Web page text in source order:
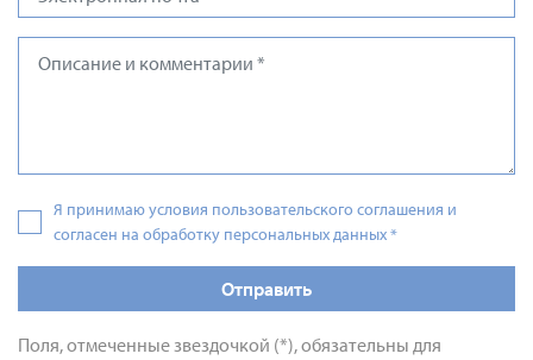
Я принимаю условия пользовательского соглашения и
согласен на обработку персональных данных*
Отправить
Поля, отмеченные звездочкой (*), обязательны для